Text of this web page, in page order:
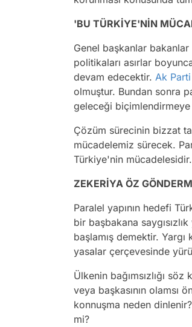
'BU TÜRKİYE'NİN
Genel başkanlar
politikaları asırlar
devam edecektir. Ak Parti
olmuştur. Bundan sonra
geleceği
Çözüm sürecinin bizzat
mücadelemiz sürecek.
Türkiye'nin
ZEKERİYA ÖZ
Paralel yapının hedefi
bir başbakana
başlamış demektir.
yasalar çerçevesinde
Ülkenin bağımsızlığı
veya başkasının olamsı
konnuşma neden
mi?